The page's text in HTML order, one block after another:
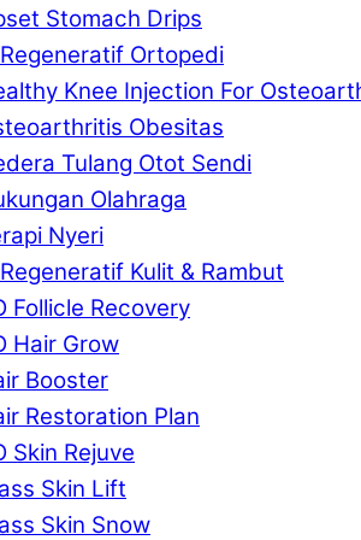
Stomach Drips
Ortopedi
Knee Injection For
Obesitas
Tulang Otot Sendi
Olahraga
Nyeri
Kulit & Rambut
Follicle Recovery
Hair Grow
Booster
Restoration Plan
Skin Rejuve
Skin Lift
Skin Snow